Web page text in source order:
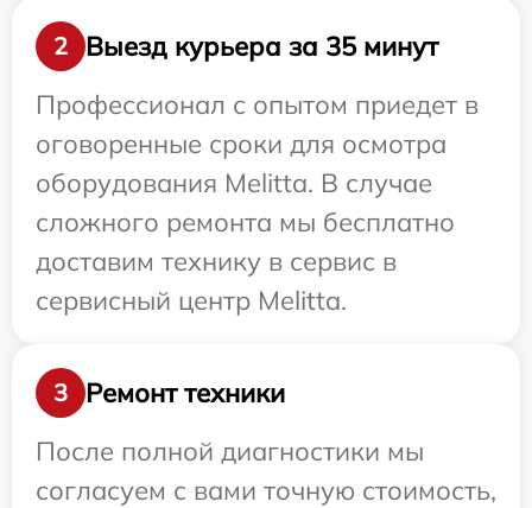
2
Выезд курьера за 35 минут
Профессионал с опытом приедет в
оговоренные сроки для осмотра
оборудования Melitta. В случае
сложного ремонта мы бесплатно
доставим технику в сервис в
сервисный центр Melitta.
3
Ремонт техники
После полной диагностики мы
согласуем с вами точную стоимость,